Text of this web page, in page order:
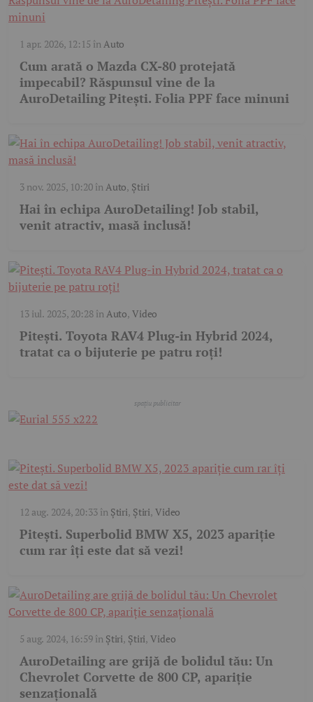
1 apr. 2026, 12:15 în Auto
Cum arată o Mazda CX-80 protejată
impecabil? Răspunsul vine de la
AuroDetailing Pitești. Folia PPF face minuni
3 nov. 2025, 10:20în Auto, Știri
Hai în echipa AuroDetailing! Job stabil,
venit atractiv, masă inclusă!
13 iul. 2025, 20:28în Auto,Video
Pitești. Toyota RAV4 Plug-in Hybrid 2024,
tratat ca o bijuterie pe patru roți!
12 aug. 2024, 20:33în Știri, Știri,Video
Pitești. Superbolid BMW X5, 2023 apariție
cum rar îți este dat să vezi!
5 aug. 2024, 16:59în Știri, Știri,Video
AuroDetailing are grijă de bolidul tău: Un
Chevrolet Corvette de 800 CP, apariție
senzațională